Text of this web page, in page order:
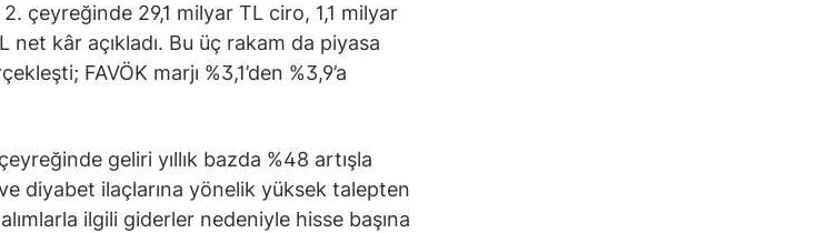
2. çeyreğinde 29,1 milyar TL ciro, 1,1 milyar
net kâr açıkladı. Bu üç rakam da piyasa
FAVÖK marjı %3,1’den %3,9’a
geliri yıllık bazda %48 artışla
diyabet ilaçlarına yönelik yüksek talepten
ilgili giderler nedeniyle hisse başına